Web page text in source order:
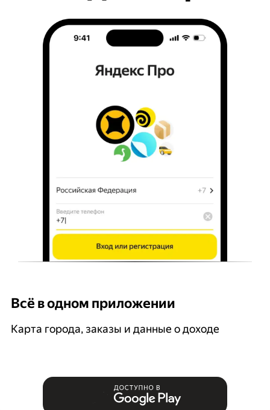
Всё в одном приложении
Карта города, заказы и данные о доходе